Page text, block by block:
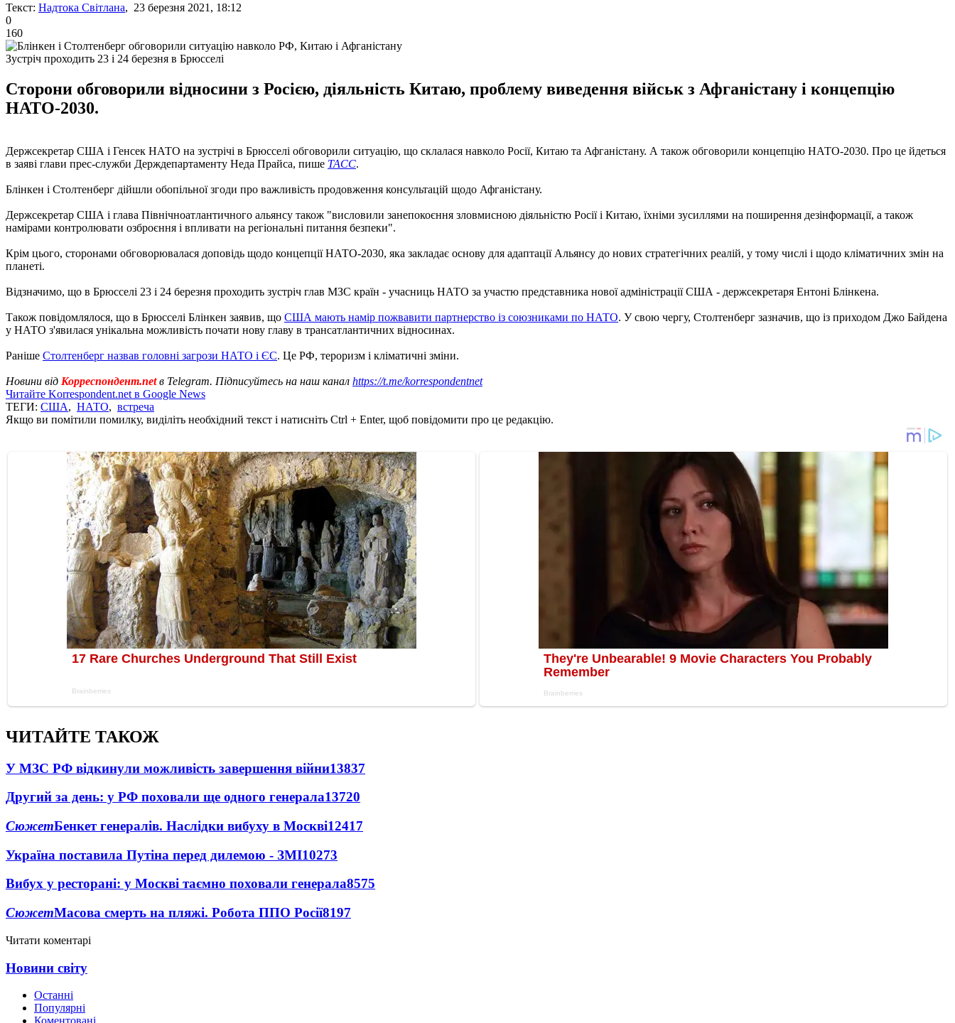
Текст: Надтока Світлана, 23 березня 2021, 18:12
0
160
Зустріч проходить 23 і 24 березня в Брюсселі
Сторони обговорили відносини з Росією, діяльність Китаю, проблему виведення військ з Афганістану і концепцію
НАТО-2030.
Держсекретар США і Генсек НАТО на зустрічі в Брюсселі обговорили ситуацію, що склалася навколо Росії, Китаю та Афганістану. А також обговорили концепцію НАТО-2030. Про це йдеться
в заяві глави прес-служби Держдепартаменту Неда Прайса, пише ТАСС.
Блінкен і Столтенберг дійшли обопільної згоди про важливість продовження консультацій щодо Афганістану.
Держсекретар США і глава Північноатлантичного альянсу також "висловили занепокоєння зловмисною діяльністю Росії і Китаю, їхніми зусиллями на поширення дезінформації, а також
намірами контролювати озброєння і впливати на регіональні питання безпеки".
Крім цього, сторонами обговорювалася доповідь щодо концепції НАТО-2030, яка закладає основу для адаптації Альянсу до нових стратегічних реалій, у тому числі і щодо кліматичних змін на
планеті.
Відзначимо, що в Брюсселі 23 і 24 березня проходить зустріч глав МЗС країн - учасниць НАТО за участю представника нової адміністрації США - держсекретаря Ентоні Блінкена.
Також повідомлялося, що в Брюсселі Блінкен заявив, що США мають намір пожвавити партнерство із союзниками по НАТО. У свою чергу, Столтенберг зазначив, що із приходом Джо Байдена
у НАТО з'явилася унікальна можливість почати нову главу в трансатлантичних відносинах.
Раніше Столтенберг назвав головні загрози НАТО і ЄС. Це РФ, тероризм і кліматичні зміни.
Новини від Корреспондент.netв Telegram. Підписуйтесь на наш канал https://t.me/korrespondentnet
Читайте Korrespondent.net в Google News
ТЕГИ: США, НАТО, встреча
Якщо ви помітили помилку, виділіть необхідний текст і натисніть Ctrl + Enter, щоб повідомити про це редакцію.
ЧИТАЙТЕ ТАКОЖ
У МЗС РФ відкинули можливість завершення війни13837
Другий за день: у РФ поховали ще одного генерала13720
СюжетБенкет генералів. Наслідки вибуху в Москві12417
Україна поставила Путіна перед дилемою - ЗМІ10273
Вибух у ресторані: у Москві таємно поховали генерала8575
СюжетМасова смерть на пляжі. Робота ППО Росії8197
Читати коментарі
Новини світу
Останні
Популярні